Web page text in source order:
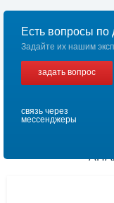
Есть вопросы по
Задайте их нашим
задать вопрос
связь через
мессенджеры